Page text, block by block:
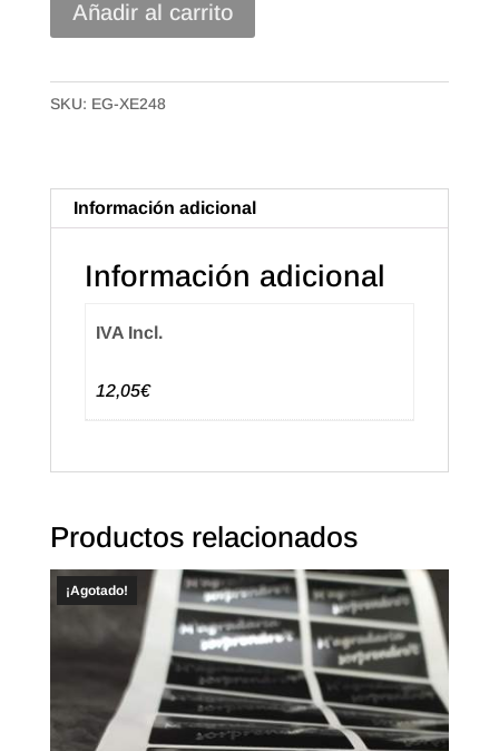
(500u.)
Añadir al carrito
SKU: EG-XE248
Información adicional
Información adicional
IVA Incl.
12,05€
Productos relacionados
¡Agotado!